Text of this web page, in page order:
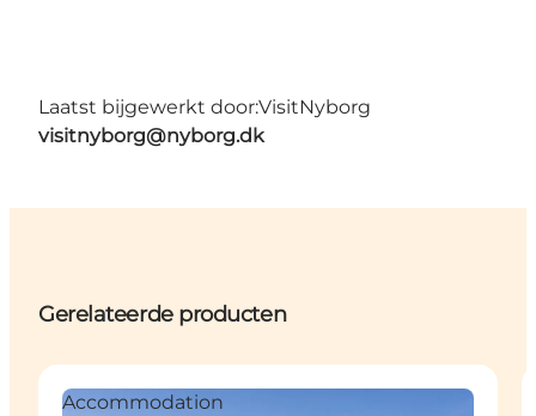
Laatst bijgewerkt door:VisitNyborg
visitnyborg@nyborg.dk
Gerelateerde producten
Accommodation